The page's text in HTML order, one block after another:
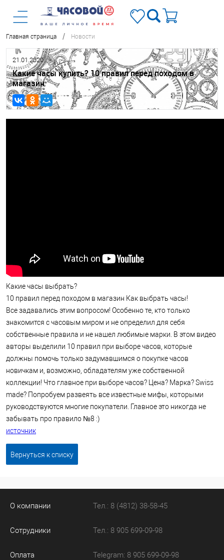
Главная страница / Новости
21.01.2020
Какие часы купить? 10 правил перед походом в
магазин
Какие часы выбрать?
10 правил перед походом в магазин Как выбрать часы!
Все задавались этим вопросом! Особенно те, кто только
знакомится с часовым миром и не определил для себя
собственные правила и не нашел любимые марки. В этом видео
авторы выделили 10 правил при выборе часов, которые
должны помочь только задумавшимся о покупке часов
новичкам и, возможно, обладателям уже собственной
коллекции! Что главное при выборе часов? Цена? Марка? Swiss
made? Попробуем развеять все известные мифы, которыми
руководствуются многие покупатели. Главное это никогда не
забывать про правило №8 :)
источник
Вернуться к списку
О компании
Сотрудники
Оплата
Тел.: 8 (4812) 38-58-45
Тел.: 8 905 699-09-98
Telegram: 8 905 699-09-98